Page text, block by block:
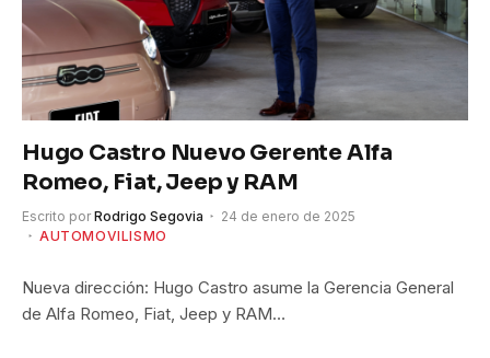
Hugo Castro Nuevo Gerente Alfa
Romeo, Fiat, Jeep y RAM
Escrito por Rodrigo Segovia
24 de enero de 2025
AUTOMOVILISMO
Nueva dirección: Hugo Castro asume la Gerencia General
de Alfa Romeo, Fiat, Jeep y RAM…